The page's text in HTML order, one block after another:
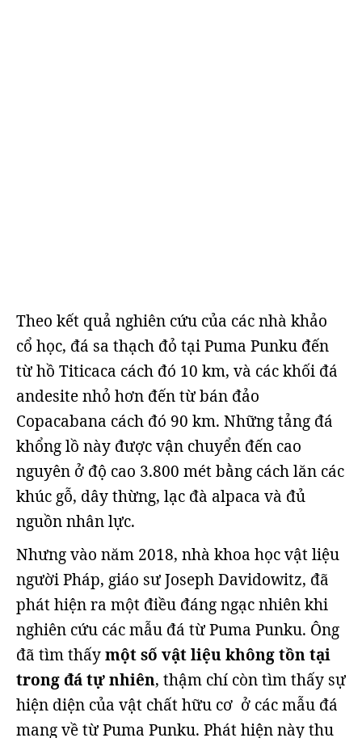
Theo kết quả nghiên cứu của các nhà khảo
cổ học, đá sa thạch đỏ tại Puma Punku đến
từ hồ Titicaca cách đó 10 km, và các khối đá
andesite nhỏ hơn đến từ bán đảo
Copacabana cách đó 90 km. Những tảng đá
khổng lồ này được vận chuyển đến cao
nguyên ở độ cao 3.800 mét bằng cách lăn các
khúc gỗ, dây thừng, lạc đà alpaca và đủ
nguồn nhân lực.
Nhưng vào năm 2018, nhà khoa học vật liệu
người Pháp, giáo sư Joseph Davidowitz, đã
phát hiện ra một điều đáng ngạc nhiên khi
nghiên cứu các mẫu đá từ Puma Punku. Ông
đã tìm thấymột số vật liệu không tồn tại
trong đá tự nhiên, thậm chí còn tìm thấy sự
hiện diện của vật chất hữu cơ ở các mẫu đá
mang về từ Puma Punku. Phát hiện này thu